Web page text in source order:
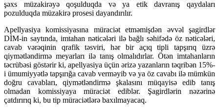
şəxs müzakirəyə qoşulduqda və ya etik davranış qaydaları
pozulduqda müzakirə prosesi dayandırılır.
Apellyasiya komissiyasına müraciət etməmişdən əvvəl şagirdlər
DİM-in saytında, imtahan nəticələri ilə bağlı səhifədə öz nəticələri,
cavab vərəqinin qrafik təsviri, hər bir açıq tipli tapşırıq üzrə
qiymətləndirmə meyarları ilə tanış olmalıdırlar. Ötən imtahanların
təcrübəsi göstərir ki, apellyasiya üçün ərizə yazanların təqribən 15%-
i ümumiyyətlə tapşırığa cavab verməyib və ya öz cavabı ilə mümkün
doğru cavabları, qiymətləndirmə şkalasını müqayisə edib tanış
olmadan komissiyaya müraciət ediblər. Şagirdlərin nəzərinə
çatdırırıq ki, bu tip müraciətlərə baxılmayacaq.